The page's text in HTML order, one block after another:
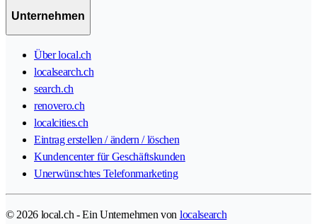
Unternehmen
Über local.ch
localsearch.ch
search.ch
renovero.ch
localcities.ch
Eintrag erstellen / ändern / löschen
Kundencenter für Geschäftskunden
Unerwünschtes Telefonmarketing
© 2026 local.ch - Ein Unternehmen von localsearch